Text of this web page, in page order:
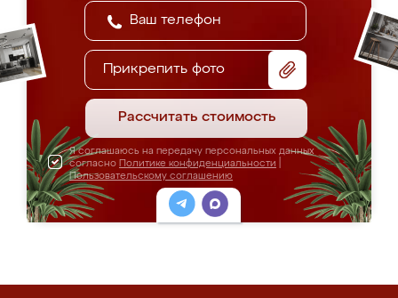
Прикрепить фото
Рассчитать стоимость
Я соглашаюсь на передачу персональных данных
согласно Политике конфиденциальности
Пользовательскому соглашению